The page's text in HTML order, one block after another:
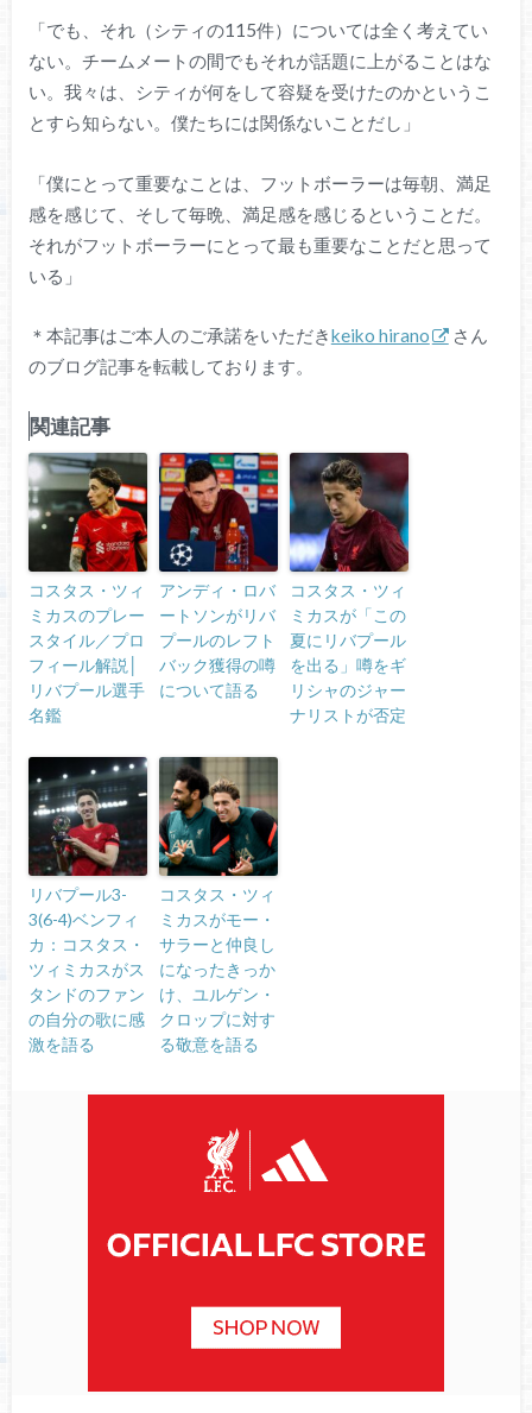
「でも、それ（シティの115件）については全く考えてい
ない。チームメートの間でもそれが話題に上がることはな
い。我々は、シティが何をして容疑を受けたのかというこ
とすら知らない。僕たちには関係ないことだし」
「僕にとって重要なことは、フットボーラーは毎朝、満足
感を感じて、そして毎晩、満足感を感じるということだ。
それがフットボーラーにとって最も重要なことだと思って
いる」
＊本記事はご本人のご承諾をいただきkeiko hirano
さん
のブログ記事を転載しております。
関連記事
コスタス・ツィ
ミカスのプレー
スタイル／プロ
フィール解説│
リバプール選手
名鑑
アンディ・ロバ
ートソンがリバ
プールのレフト
バック獲得の噂
について語る
コスタス・ツィ
ミカスが「この
夏にリバプール
を出る」噂をギ
リシャのジャー
ナリストが否定
リバプール3-
3(6-4)ベンフィ
カ：コスタス・
ツィミカスがス
タンドのファン
の自分の歌に感
激を語る
コスタス・ツィ
ミカスがモー・
サラーと仲良し
になったきっか
け、ユルゲン・
クロップに対す
る敬意を語る